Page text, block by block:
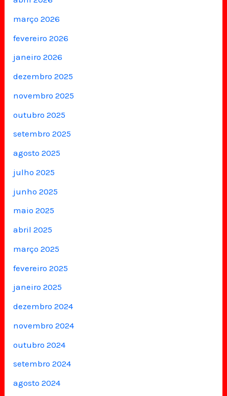
março 2026
fevereiro 2026
janeiro 2026
dezembro 2025
novembro 2025
outubro 2025
setembro 2025
agosto 2025
julho 2025
junho 2025
maio 2025
abril 2025
março 2025
fevereiro 2025
janeiro 2025
dezembro 2024
novembro 2024
outubro 2024
setembro 2024
agosto 2024